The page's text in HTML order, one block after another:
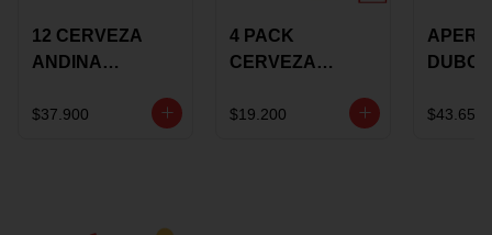
12 CERVEZA
ANDINA
LATON
$37.900
4 PACK
CERVEZA
ROSE BBC
$19.200
VINO
$43.650